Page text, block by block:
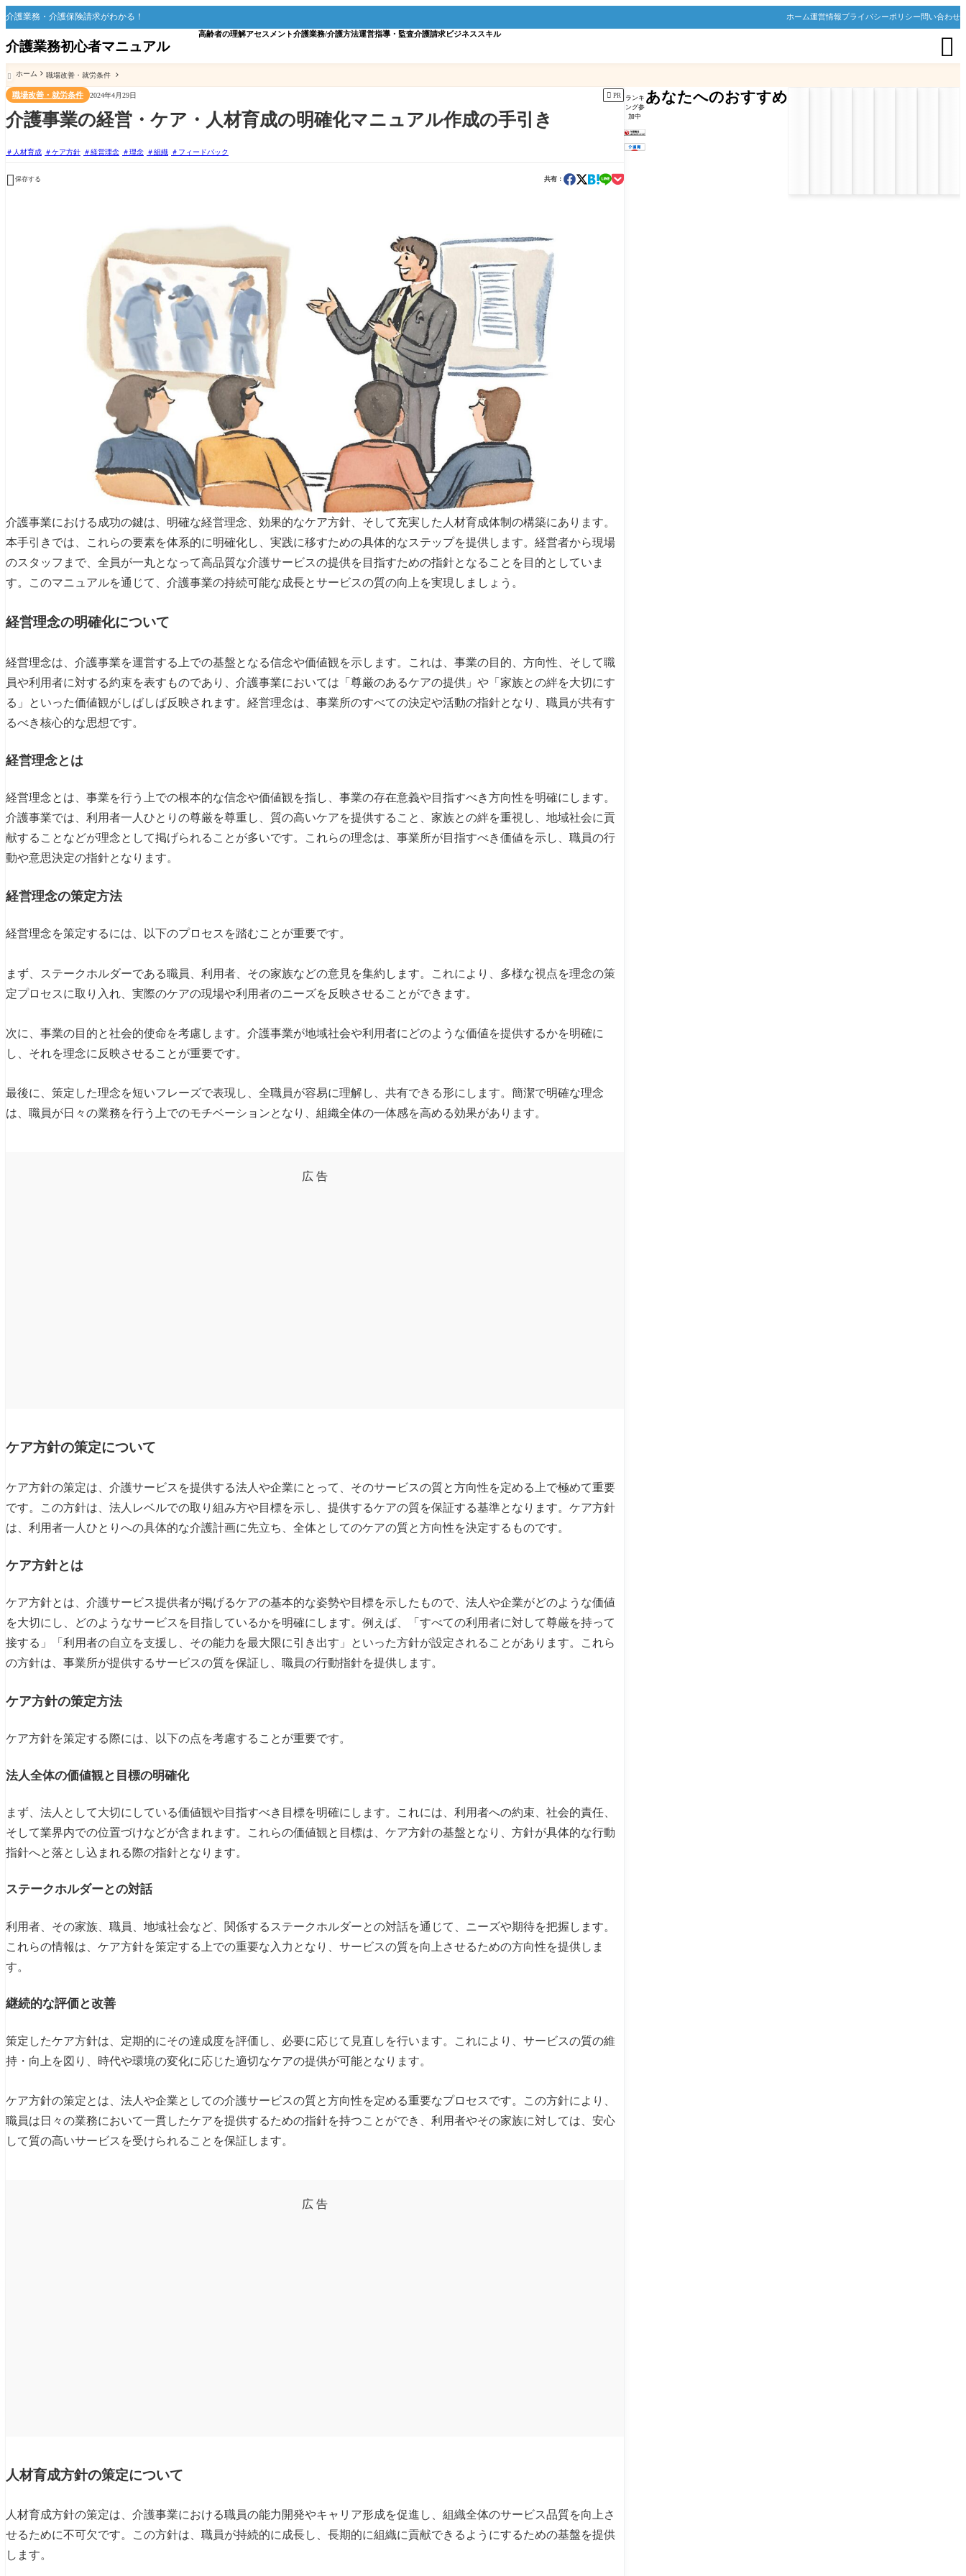
介護業務・介護保険請求がわかる！ ホーム運営情報プライバシーポリシー問い合わせ
介護業務初心者マニュアル
高齢者の理解アセスメント介護業務/介護方法運営指導・監査介護請求 ビジネススキル 
 ホーム 職場改善・就労条件
職場改善・就労条件 2024年4月29日  PR
介護事業の経営・ケア・人材育成の明確化マニュアル作成の手引き
人材育成 ケア方針 経営理念 理念 組織 フィードバック
 保存する 共有：
介護事業における成功の鍵は、明確な経営理念、効果的なケア方針、そして充実した人材育成体制の構築にあります。
本手引きでは、これらの要素を体系的に明確化し、実践に移すための具体的なステップを提供します。経営者から現場
のスタッフまで、全員が一丸となって高品質な介護サービスの提供を目指すための指針となることを目的としていま
す。このマニュアルを通じて、介護事業の持続可能な成長とサービスの質の向上を実現しましょう。
経営理念の明確化について
経営理念は、介護事業を運営する上での基盤となる信念や価値観を示します。これは、事業の目的、方向性、そして職
員や利用者に対する約束を表すものであり、介護事業においては「尊厳のあるケアの提供」や「家族との絆を大切にす
る」といった価値観がしばしば反映されます。経営理念は、事業所のすべての決定や活動の指針となり、職員が共有す
るべき核心的な思想です。
経営理念とは
経営理念とは、事業を行う上での根本的な信念や価値観を指し、事業の存在意義や目指すべき方向性を明確にします。
介護事業では、利用者一人ひとりの尊厳を尊重し、質の高いケアを提供すること、家族との絆を重視し、地域社会に貢
献することなどが理念として掲げられることが多いです。これらの理念は、事業所が目指すべき価値を示し、職員の行
動や意思決定の指針となります。
経営理念の策定方法
経営理念を策定するには、以下のプロセスを踏むことが重要です。
まず、ステークホルダーである職員、利用者、その家族などの意見を集約します。これにより、多様な視点を理念の策
定プロセスに取り入れ、実際のケアの現場や利用者のニーズを反映させることができます。
次に、事業の目的と社会的使命を考慮します。介護事業が地域社会や利用者にどのような価値を提供するかを明確に
し、それを理念に反映させることが重要です。
最後に、策定した理念を短いフレーズで表現し、全職員が容易に理解し、共有できる形にします。簡潔で明確な理念
は、職員が日々の業務を行う上でのモチベーションとなり、組織全体の一体感を高める効果があります。
広 告
ケア方針の策定について
ケア方針の策定は、介護サービスを提供する法人や企業にとって、そのサービスの質と方向性を定める上で極めて重要
です。この方針は、法人レベルでの取り組み方や目標を示し、提供するケアの質を保証する基準となります。ケア方針
は、利用者一人ひとりへの具体的な介護計画に先立ち、全体としてのケアの質と方向性を決定するものです。
ケア方針とは
ケア方針とは、介護サービス提供者が掲げるケアの基本的な姿勢や目標を示したもので、法人や企業がどのような価値
を大切にし、どのようなサービスを目指しているかを明確にします。例えば、「すべての利用者に対して尊厳を持って
接する」「利用者の自立を支援し、その能力を最大限に引き出す」といった方針が設定されることがあります。これら
の方針は、事業所が提供するサービスの質を保証し、職員の行動指針を提供します。
ケア方針の策定方法
ケア方針を策定する際には、以下の点を考慮することが重要です。
法人全体の価値観と目標の明確化
まず、法人として大切にしている価値観や目指すべき目標を明確にします。これには、利用者への約束、社会的責任、
そして業界内での位置づけなどが含まれます。これらの価値観と目標は、ケア方針の基盤となり、方針が具体的な行動
指針へと落とし込まれる際の指針となります。
ステークホルダーとの対話
利用者、その家族、職員、地域社会など、関係するステークホルダーとの対話を通じて、ニーズや期待を把握します。
これらの情報は、ケア方針を策定する上での重要な入力となり、サービスの質を向上させるための方向性を提供しま
す。
継続的な評価と改善
策定したケア方針は、定期的にその達成度を評価し、必要に応じて見直しを行います。これにより、サービスの質の維
持・向上を図り、時代や環境の変化に応じた適切なケアの提供が可能となります。
ケア方針の策定とは、法人や企業としての介護サービスの質と方向性を定める重要なプロセスです。この方針により、
職員は日々の業務において一貫したケアを提供するための指針を持つことができ、利用者やその家族に対しては、安心
して質の高いサービスを受けられることを保証します。
広 告
人材育成方針の策定について
人材育成方針の策定は、介護事業における職員の能力開発やキャリア形成を促進し、組織全体のサービス品質を向上さ
せるために不可欠です。この方針は、職員が持続的に成長し、長期的に組織に貢献できるようにするための基盤を提供
します。
ランキ
ング参
加中
あなたへのおすすめ